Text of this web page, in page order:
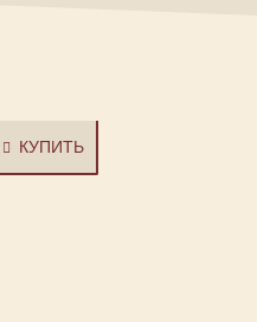
КУПИТЬ